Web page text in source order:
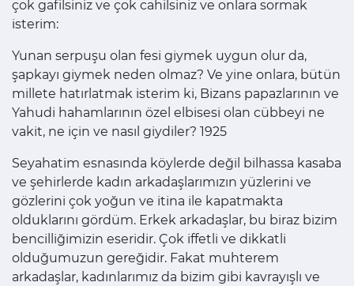
çok gafilsiniz ve çok cahilsiniz ve onlara sormak
isterim:
Yunan serpuşu olan fesi giymek uygun olur da,
şapkayı giymek neden olmaz? Ve yine onlara, bütün
millete hatırlatmak isterim ki, Bizans papazlarının ve
Yahudi hahamlarının özel elbisesi olan cübbeyi ne
vakit, ne için ve nasıl giydiler? 1925
Seyahatim esnasında köylerde değil bilhassa kasaba
ve şehirlerde kadın arkadaşlarımızın yüzlerini ve
gözlerini çok yoğun ve itina ile kapatmakta
olduklarını gördüm. Erkek arkadaşlar, bu biraz bizim
bencilliğimizin eseridir. Çok iffetli ve dikkatli
olduğumuzun gereğidir. Fakat muhterem
arkadaşlar, kadınlarımız da bizim gibi kavrayışlı ve